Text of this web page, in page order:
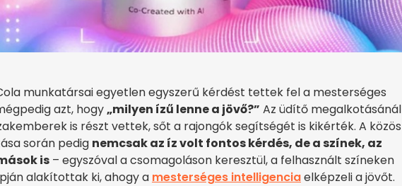
munkatársai egyetlen egyszerű kérdést tettek fel a mesterséges
azt, hogy „milyen ízű lenne a jövő?” Az üdítő megalkotásánál
is részt vettek, sőt a rajongók segítségét is kikérték. A közös
során pedig nemcsak az íz volt fontos kérdés, de a színek, az
is – egyszóval a csomagoláson keresztül, a felhasznált színeken
alakítottak ki, ahogy a mesterséges intelligenciaelképzeli a jövőt.